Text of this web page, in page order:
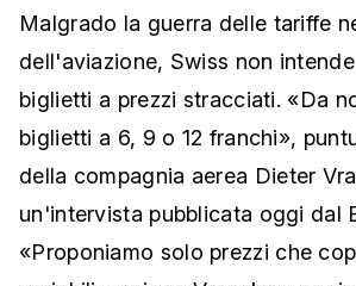
Malgrado la guerra delle tariffe
dell'aviazione, Swiss non
biglietti a prezzi stracciati. «Da
biglietti a 6, 9 o 12 franchi»,
della compagnia aerea Dieter
un'intervista pubblicata oggi dal
«Proponiamo solo prezzi che